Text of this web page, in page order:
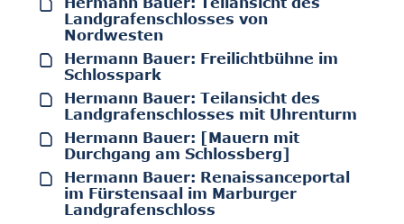
Landgrafenschlosses von
Nordwesten
Hermann Bauer: Freilichtbühne im
Schlosspark
Hermann Bauer: Teilansicht des
Landgrafenschlosses mit Uhrenturm
Hermann Bauer: [Mauern mit
Durchgang am Schlossberg]
Hermann Bauer: Renaissanceportal
im Fürstensaal im Marburger
Landgrafenschloss